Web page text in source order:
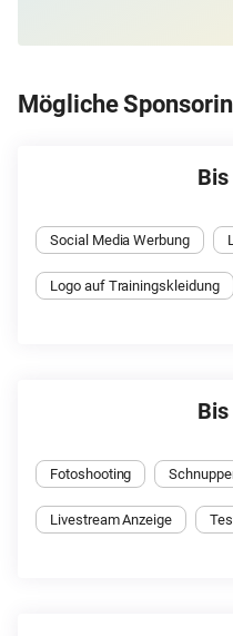
Mögliche
Social Media Werbung
Logo auf Trainingskleidung
Fotoshooting
Livestream Anzeige